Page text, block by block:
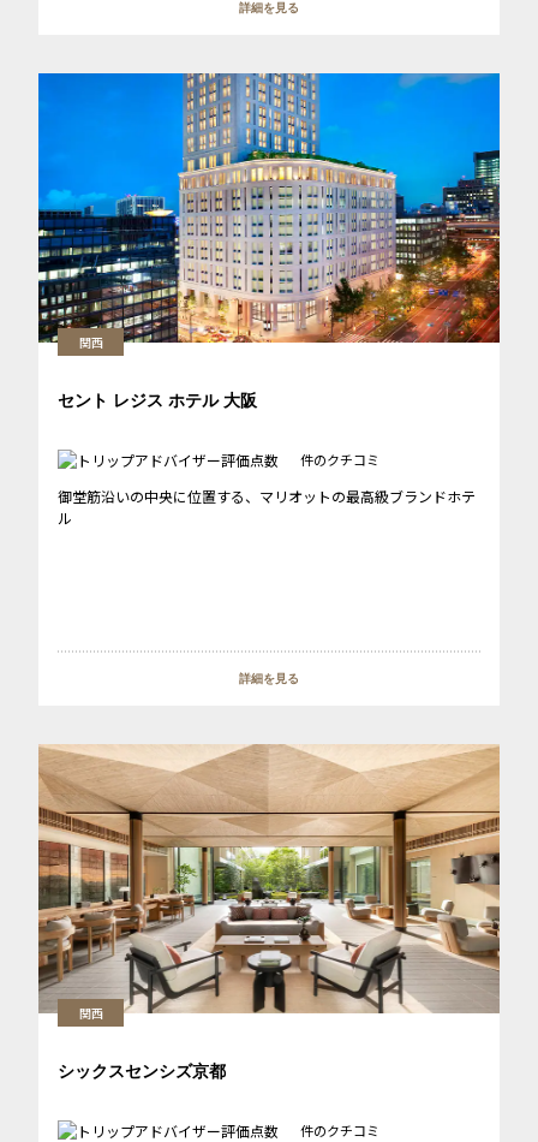
詳細を見る
関西
セント レジス ホテル 大阪
件のクチコミ
御堂筋沿いの中央に位置する、マリオットの最高級ブランドホテ
ル
詳細を見る
関西
シックスセンシズ京都
件のクチコミ